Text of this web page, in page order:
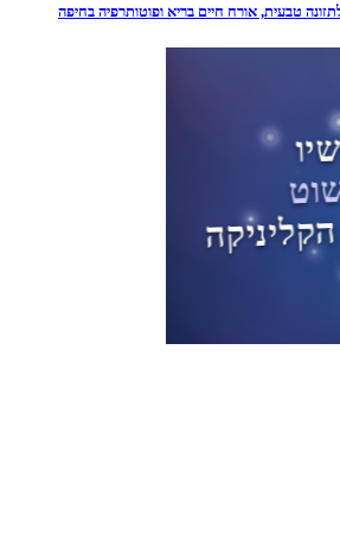
לתזונה טבעית, אורח חיים בריא ופוטותרפיה בחיפה